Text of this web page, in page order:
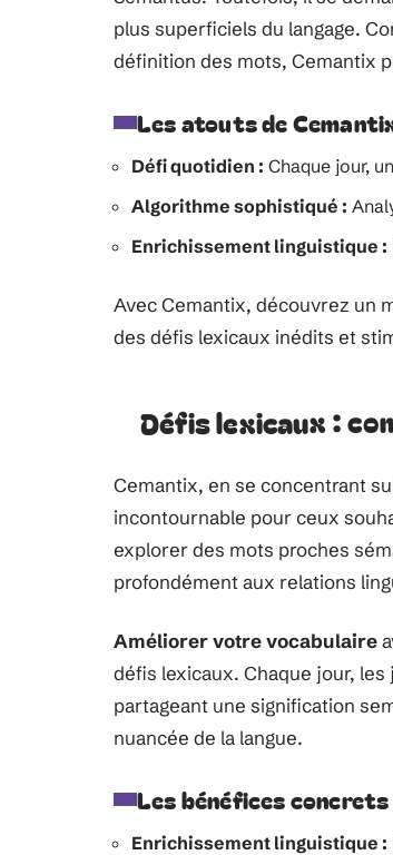
plus superficiels du langage.
définition des mots, Cemantix
Les atouts de
Défi quotidien : Chaque jour,
Algorithme sophistiqué :
Enrichissement linguistique :
Avec Cemantix, découvrez un
des défis lexicaux inédits et
Défis lexicaux :
Cemantix, en se concentrant
incontournable pour ceux
explorer des mots proches
profondément aux relations
Améliorer votre vocabulaire
défis lexicaux. Chaque jour,
partageant une signification
nuancée de la langue.
Les bénéfices
Enrichissement linguistique :